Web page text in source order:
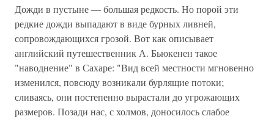
Дожди в пустыне — большая редкость. Но порой эти
редкие дожди выпадают в виде бурных ливней,
сопровождающихся грозой. Вот как описывает
английский путешественник А. Бьюкенен такое
"наводнение" в Сахаре: "Вид всей местности мгновенно
изменился, повсюду возникали бурлящие потоки;
сливаясь, они постепенно вырастали до угрожающих
размеров. Позади нас, с холмов, доносилось слабое